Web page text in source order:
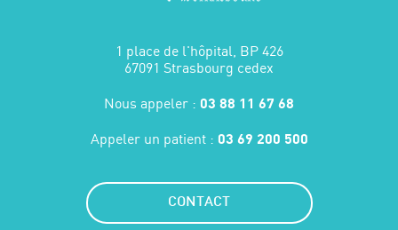
1 place de l'hôpital, BP 426
67091 Strasbourg cedex
Nous appeler : 03 88 11 67 68
Appeler un patient : 03 69 200 500
CONTACT